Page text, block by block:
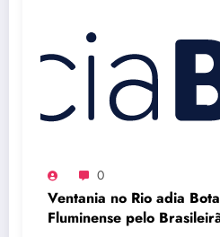
0
Ventania no Rio adia
Fluminense pelo